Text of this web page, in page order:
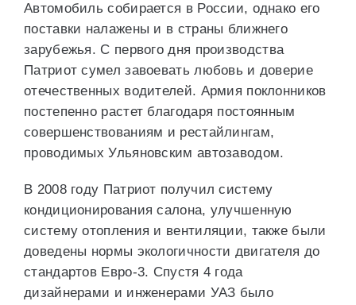
Автомобиль собирается в России, однако его
поставки налажены и в страны ближнего
зарубежья. С первого дня производства
Патриот сумел завоевать любовь и доверие
отечественных водителей. Армия поклонников
постепенно растет благодаря постоянным
совершенствованиям и рестайлингам,
проводимых Ульяновским автозаводом.
В 2008 году Патриот получил систему
кондиционирования салона, улучшенную
систему отопления и вентиляции, также были
доведены нормы экологичности двигателя до
стандартов Евро-3. Спустя 4 года
дизайнерами и инженерами УАЗ было